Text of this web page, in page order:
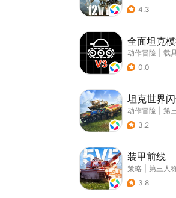
4.3
全面坦克
动作冒险 载
0.0
坦克世界
动作冒险 第
3.2
装甲前线
策略 第三人
3.8